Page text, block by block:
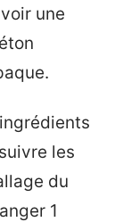
une
les
du
1